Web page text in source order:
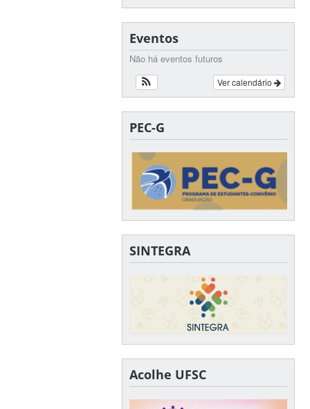
Eventos
Não há eventos futuros
Ver calendário
PEC-G
SINTEGRA
Acolhe UFSC